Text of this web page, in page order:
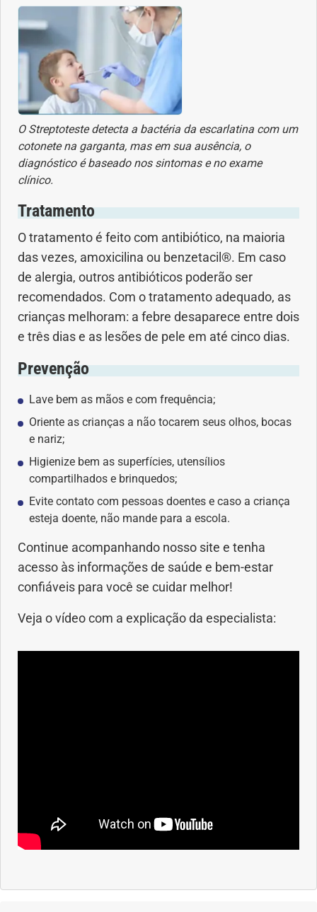
O Streptoteste detecta a bactéria da escarlatina com um
cotonete na garganta, mas em sua ausência, o
diagnóstico é baseado nos sintomas e no exame
clínico.
Tratamento
O tratamento é feito com antibiótico, na maioria
das vezes, amoxicilina ou benzetacil®. Em caso
de alergia, outros antibióticos poderão ser
recomendados. Com o tratamento adequado, as
crianças melhoram: a febre desaparece entre dois
e três dias e as lesões de pele em até cinco dias.
Prevenção
Lave bem as mãos e com frequência;
Oriente as crianças a não tocarem seus olhos, bocas
e nariz;
Higienize bem as superfícies, utensílios
compartilhados e brinquedos;
Evite contato com pessoas doentes e caso a criança
esteja doente, não mande para a escola.
Continue acompanhando nosso site e tenha
acesso às informações de saúde e bem-estar
confiáveis para você se cuidar melhor!
Veja o vídeo com a explicação da especialista: